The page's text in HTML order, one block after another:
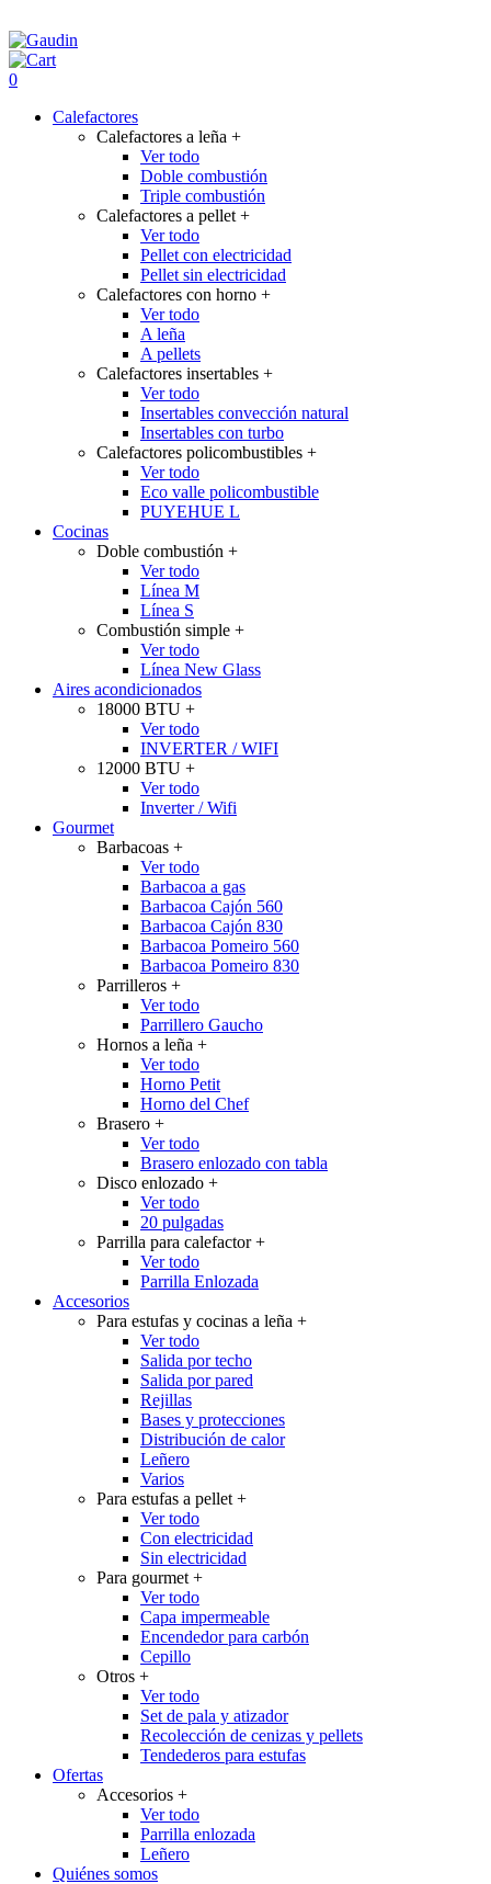
0
Calefactores
Calefactores a leña +
Ver todo
Doble combustión
Triple combustión
Calefactores a pellet +
Ver todo
Pellet con electricidad
Pellet sin electricidad
Calefactores con horno +
Ver todo
A leña
A pellets
Calefactores insertables +
Ver todo
Insertables convección natural
Insertables con turbo
Calefactores policombustibles +
Ver todo
Eco valle policombustible
PUYEHUE L
Cocinas
Doble combustión +
Ver todo
Línea M
Línea S
Combustión simple +
Ver todo
Línea New Glass
Aires acondicionados
18000 BTU +
Ver todo
INVERTER / WIFI
12000 BTU +
Ver todo
Inverter / Wifi
Gourmet
Barbacoas +
Ver todo
Barbacoa a gas
Barbacoa Cajón 560
Barbacoa Cajón 830
Barbacoa Pomeiro 560
Barbacoa Pomeiro 830
Parrilleros +
Ver todo
Parrillero Gaucho
Hornos a leña +
Ver todo
Horno Petit
Horno del Chef
Brasero +
Ver todo
Brasero enlozado con tabla
Disco enlozado +
Ver todo
20 pulgadas
Parrilla para calefactor+
Ver todo
Parrilla Enlozada
Accesorios
Para estufas y cocinas a leña +
Ver todo
Salida por techo
Salida por pared
Rejillas
Bases y protecciones
Distribución de calor
Leñero
Varios
Para estufas a pellet +
Ver todo
Con electricidad
Sin electricidad
Para gourmet +
Ver todo
Capa impermeable
Encendedor para carbón
Cepillo
Otros +
Ver todo
Set de pala y atizador
Recolección de cenizas y pellets
Tendederos para estufas
Ofertas
Accesorios +
Ver todo
Parrilla enlozada
Leñero
Quiénes somos